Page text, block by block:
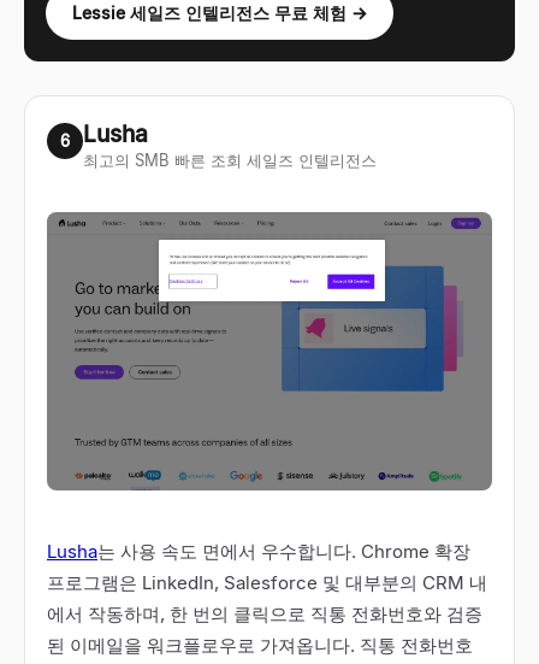
Lessie 세일즈 인텔리전스 무료 체험 →
6 Lusha
최고의 SMB 빠른 조회 세일즈 인텔리전스
Lusha는 사용 속도 면에서 우수합니다. Chrome 확장
프로그램은 LinkedIn, Salesforce 및 대부분의 CRM 내
에서 작동하며, 한 번의 클릭으로 직통 전화번호와 검증
된 이메일을 워크플로우로 가져옵니다. 직통 전화번호